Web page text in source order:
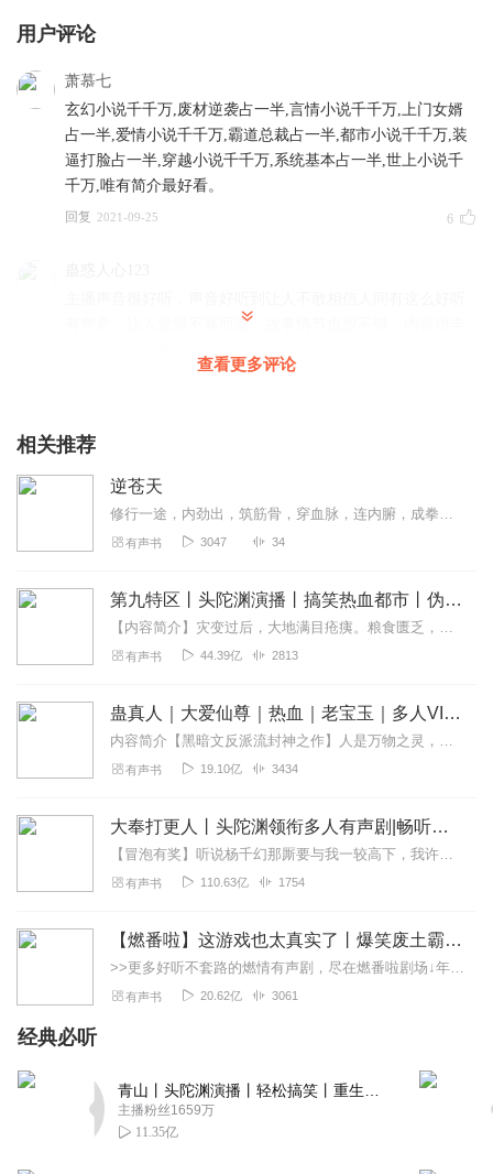
用户评论
萧慕七
玄幻小说千千万,废材逆袭占一半,言情小说千千万,上门女婿
占一半,爱情小说千千万,霸道总裁占一半,都市小说千千万,装
逼打脸占一半,穿越小说千千万,系统基本占一半,世上小说千
千万,唯有简介最好看。
回复 2021-09-25 6
有声音，让人觉得不寒而栗。故事情节也很不错，内容很丰
凹凸曼本曼
令我心潮澎湃！而且演绎的情节也十分生动形象，让人百听
不厌呀，订阅关注了，支持！
2021-11-04
印象凌芸
很喜欢主播们的声音，太好听了！每次奔着学习来的，最后
总是听着听着就入迷了！！后期的制作也特别棒👍👍必须关
2021-11-06
星月妙妙_Ria_ZSST
两位主播声音完美，伪音很棒👍后期衬托的整部作品非常精
零下3度_96
不错，真不错，主播声音有辨析度，吐字清晰，后期精良，
听起来很舒服，作品故事优良，加油我觉得可以大火
查看更多评论
相关推荐
逆苍天
修行一途，内劲出，筑筋骨，穿血脉，连内腑，成拳师，凝丹母，转修行！辱我的，我必辱之。那些对我好的，都将获得幸福，那些欺凌我的，都将坠入地狱。真正的强者，当用这一...
有声书 3047 34
第九特区丨头陀渊演播丨搞笑热血都市丨伪戒丨VIP免费多人有声剧
【内容简介】灾变过后，大地满目疮痍。粮食匮乏，资源紧俏，局势混乱……一位从待规划区杀出来的青年，背对着漫天黄沙，孤身来到九区谋生，却不曾想偶然结识三五好友，一念...
有声书 44.39亿 2813
蛊真人｜大爱仙尊｜热血｜老宝玉｜多人VIP免费有声剧
内容简介【黑暗文反派流封神之作】人是万物之灵，蛊是天地真精。一个穿越者不断重生的故事。一个养蛊、炼蛊、用蛊的奇特世界。配音组（男角色）老宝玉旁白...
有声书 19.10亿 3434
大奉打更人丨头陀渊领衔多人有声剧|畅听全集|王鹤棣、田曦薇主演影视剧原著|卖报小郎君
【冒泡有奖】听说杨千幻那厮要与我一较高下，我许七安要开始装叉了！快进入声音播放页戳下方输入框，冒个泡偷偷告诉我，我要用哪些诗词才能胜过他？说得好的，有赏！202...
有声书 110.63亿 1754
【燃番啦】这游戏也太真实了丨爆笑废土霸榜神作丨紫襟剧社制作
>>更多好听不套路的燃情有声剧，尽在燃番啦剧场↓年度重磅推荐本专辑为VIP免费专辑每天上午10点5集更新，订阅可以听到最新内容哦！每周抽一个专辑五星优质评论送...
有声书 20.62亿 3061
经典必听
主播粉丝1659万
11.35亿